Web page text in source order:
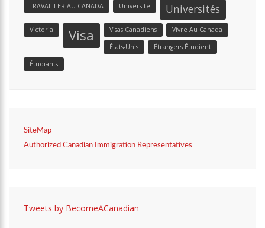
TRAVAILLER AU CANADA Université Universités
Victoria Visa Visas Canadiens Vivre Au Canada
États-Unis Étrangers Étudient
Étudiants
SiteMap
Authorized Canadian Immigration Representatives
Tweets by BecomeACanadian